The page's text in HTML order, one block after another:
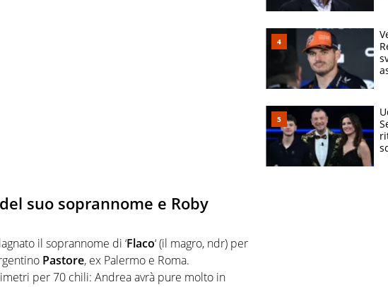
suo soprannome e Roby
il soprannome di ‘Flaco‘ (il magro, ndr) per
Pastore, ex Palermo e Roma.
per 70 chili: Andrea avrà pure molto in